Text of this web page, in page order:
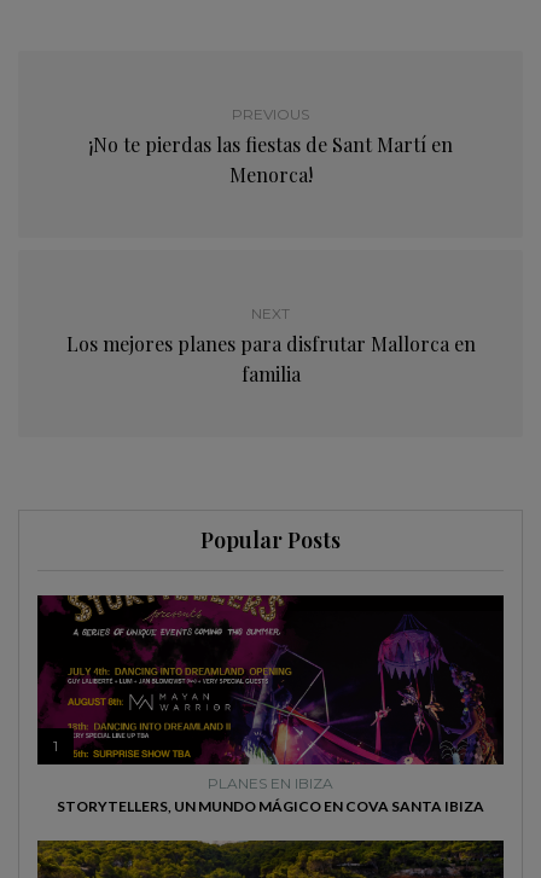
PREVIOUS
¡No te pierdas las fiestas de Sant Martí en
Menorca!
NEXT
Los mejores planes para disfrutar Mallorca en
familia
Popular Posts
1
PLANES EN IBIZA
STORYTELLERS, UN MUNDO MÁGICO EN COVA SANTA IBIZA